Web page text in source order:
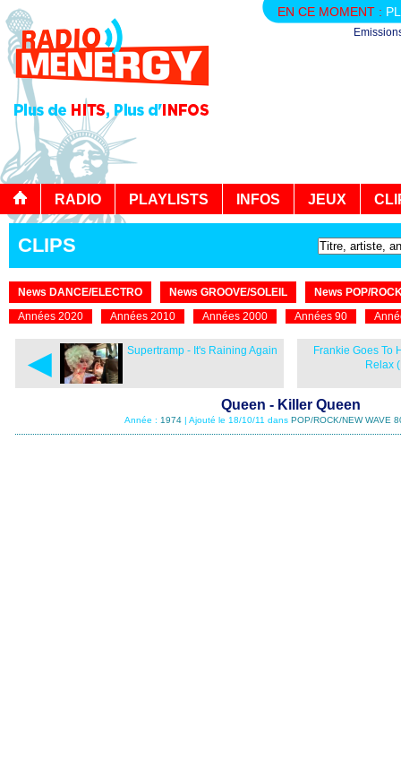
EN CE MOMENT :
RADIO PLAYLISTS INFOS JEUX
CLIPS
News DANCE/ELECTRO News GROOVE/SOLEIL
News POP/
Années 2020
Années 2010 Années 2000 Années 90
◄ Supertramp - It's Raining Again
Frankie Goes To
Relax
Queen - Killer Queen
Année : 1974 | Ajouté le 18/10/11 dans POP/ROCK/NEW WAVE